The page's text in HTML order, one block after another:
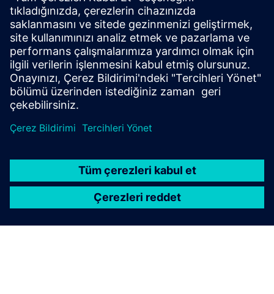
Blogu okuyun
PLM Bileşenleri ve genel olarak PLM pazarı hakkında yeni
bakış açıları edinin.
PLM Bileşenleri blogunu ziyaret edin